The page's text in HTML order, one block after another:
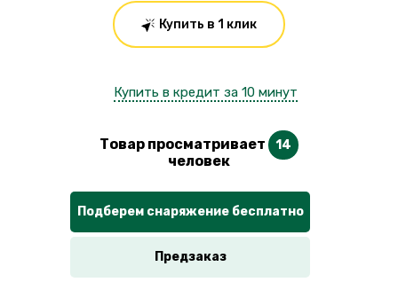
Купить в 1 клик
Купить в кредит за 10 минут
Товар просматривает 14
человек
Подберем снаряжение бесплатно
Предзаказ